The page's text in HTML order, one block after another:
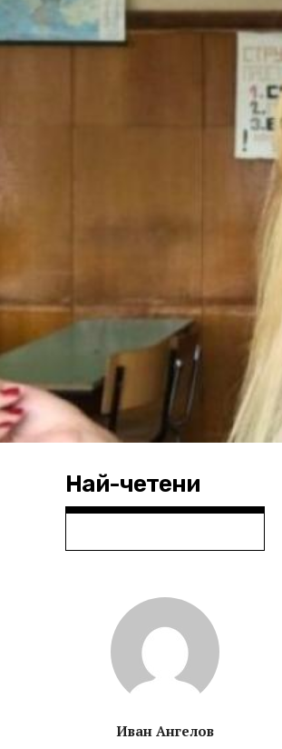
Най-четени
Иван Ангелов